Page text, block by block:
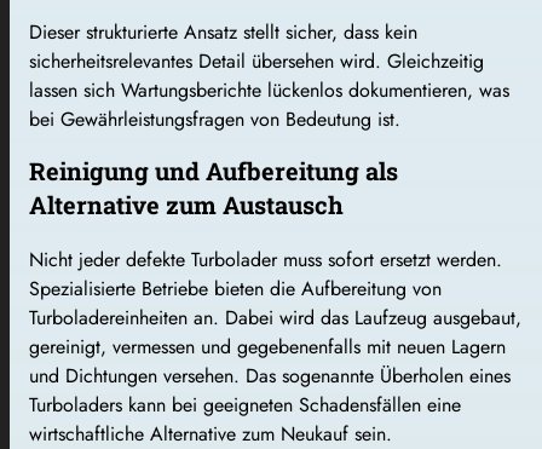
Dieser strukturierte Ansatz stellt sicher, dass kein
sicherheitsrelevantes Detail übersehen wird. Gleichzeitig
lassen sich Wartungsberichte lückenlos dokumentieren, was
bei Gewährleistungsfragen von Bedeutung ist.
Reinigung und Aufbereitung als
Alternative zum Austausch
Nicht jeder defekte Turbolader muss sofort ersetzt werden.
Spezialisierte Betriebe bieten die Aufbereitung von
Turboladereinheiten an. Dabei wird das Laufzeug ausgebaut,
gereinigt, vermessen und gegebenenfalls mit neuen Lagern
und Dichtungen versehen. Das sogenannte Überholen eines
Turboladers kann bei geeigneten Schadensfällen eine
wirtschaftliche Alternative zum Neukauf sein.